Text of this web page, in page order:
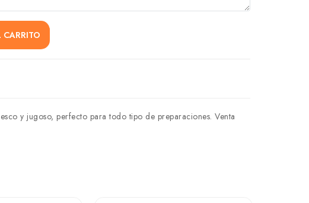
y jugoso, perfecto para todo tipo de preparaciones. Venta